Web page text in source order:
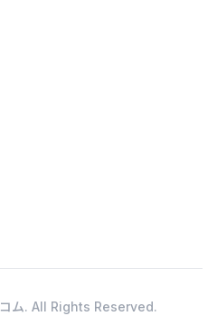
ム. All Rights Reserved.